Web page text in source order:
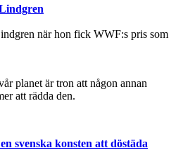
när hon fick WWF:s pris som
planet är tron att någon annan
att rädda den.
svenska konsten att döstäda